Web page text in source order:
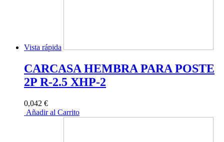
Vista rápida
CARCASA HEMBRA PARA POSTE
2P R-2.5 XHP-2
0,042 €
Añadir al Carrito